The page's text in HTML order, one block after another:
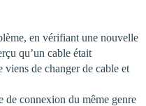
en vérifiant une nouvelle
qu’un cable était
viens de changer de cable et
de connexion du même genre